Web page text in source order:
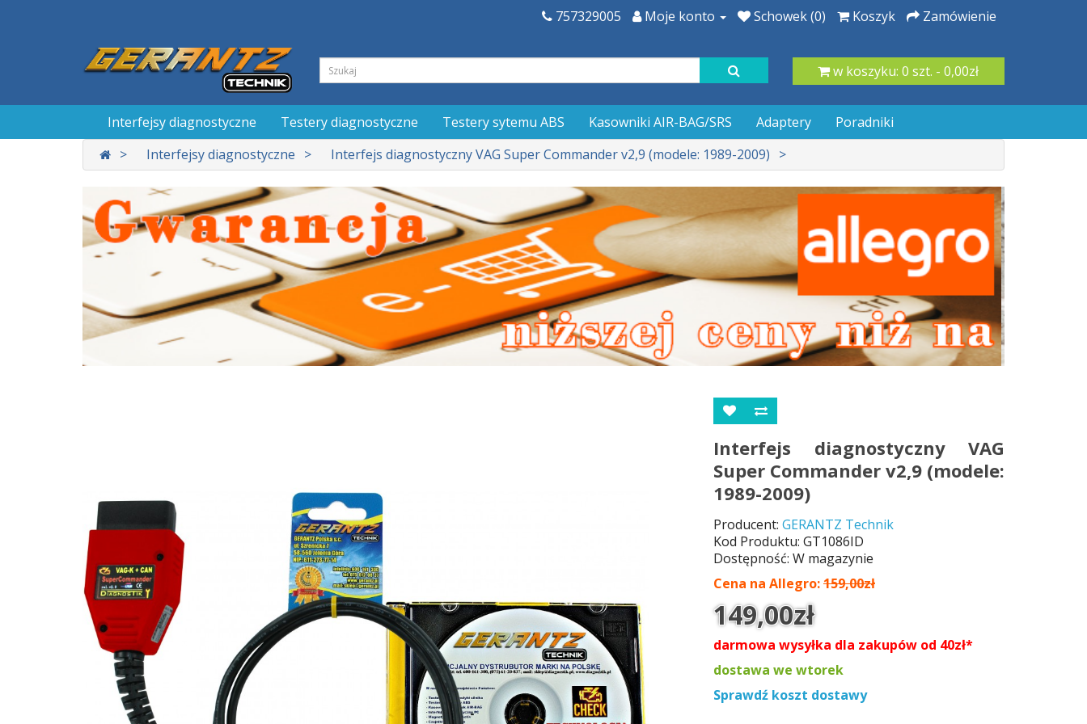
757329005 Moje konto Schowek (0) Koszyk Zamówienie
w koszyku: 0 szt. - 0,00zł
Interfejsy diagnostyczne Testery diagnostyczne Testery sytemu ABS Kasowniki AIR-BAG/SRS Adaptery
Poradniki
Interfejsy diagnostyczne
Interfejs diagnostyczny VAG Super Commander v2,9 (modele: 1989-2009)
Interfejs diagnostyczny VAG
Super Commander v2,9 (modele:
1989-2009)
Producent: GERANTZ Technik
Kod Produktu: GT1086ID
Dostępność: W magazynie
Cena na Allegro:159,00zł
149,00zł
darmowa wysyłka dla zakupów od 40zł*
dostawa we wtorek
Sprawdź koszt dostawy